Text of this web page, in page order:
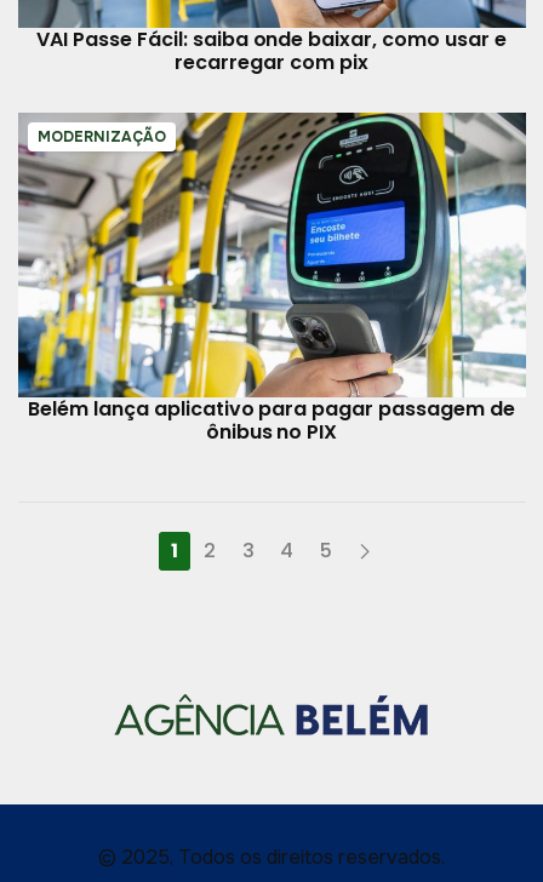
VAI Passe Fácil: saiba onde baixar, como usar e
recarregar com pix
MODERNIZAÇÃO
Belém lança aplicativo para pagar passagem de
ônibus no PIX
1 2 3 4 5
© 2025, Todos os direitos reservados.